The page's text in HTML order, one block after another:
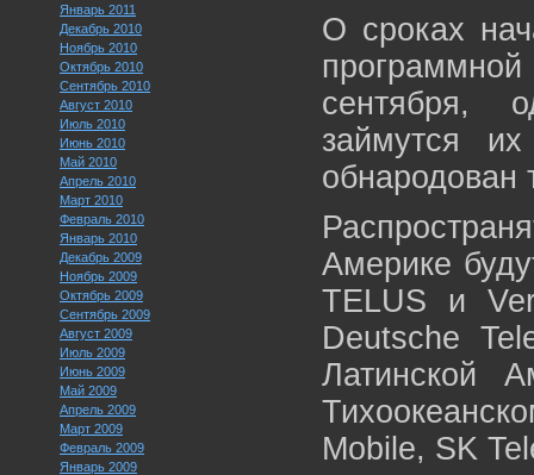
Январь 2011
Декабрь 2010
Ноябрь 2010
Октябрь 2010
Сентябрь 2010
Август 2010
Июль 2010
Июнь 2010
Май 2010
Апрель 2010
Март 2010
Февраль 2010
Январь 2010
Декабрь 2009
Ноябрь 2009
Октябрь 2009
Сентябрь 2009
Август 2009
Июль 2009
Июнь 2009
Май 2009
Апрель 2009
Март 2009
Февраль 2009
Январь 2009
О сроках
сентября,
займутся
обнародован
Америке
TELUS и
Deutsche
Латинской
Mobile, SK